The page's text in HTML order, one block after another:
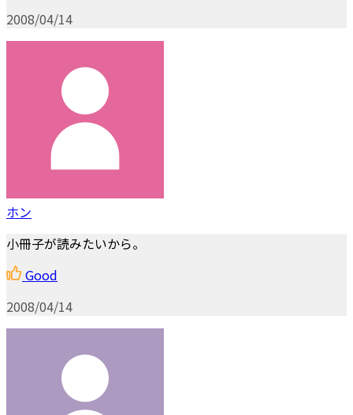
2008/04/14
ホン
小冊子が読みたいから。
Good
2008/04/14